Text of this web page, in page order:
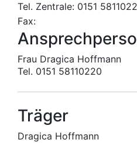
Tel. Zentrale: 0151
Fax:
Frau Dragica Hoffmann
Tel. 0151 58110220
Träger
Dragica Hoffmann